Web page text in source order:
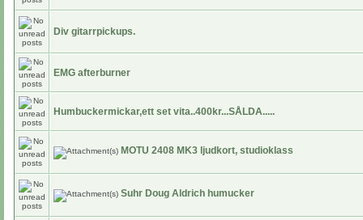
Div gitarrpickups.
EMG afterburner
Humbuckermickar,ett set vita..400kr...SÅLDA.....
MOTU 2408 MK3 ljudkort, studioklass
Suhr Doug Aldrich humucker